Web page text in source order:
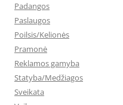
Padangos
Paslaugos
Poilsis/Kelionės
Pramonė
Reklamos gamyba
Statyba/Medžiagos
Sveikata